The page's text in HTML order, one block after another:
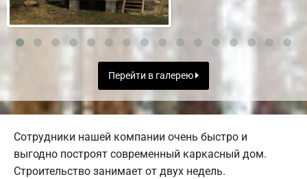
Перейти в галерею
Сотрудники нашей компании очень быстро и
выгодно построят современный каркасный дом.
Строительство занимает от двух недель.